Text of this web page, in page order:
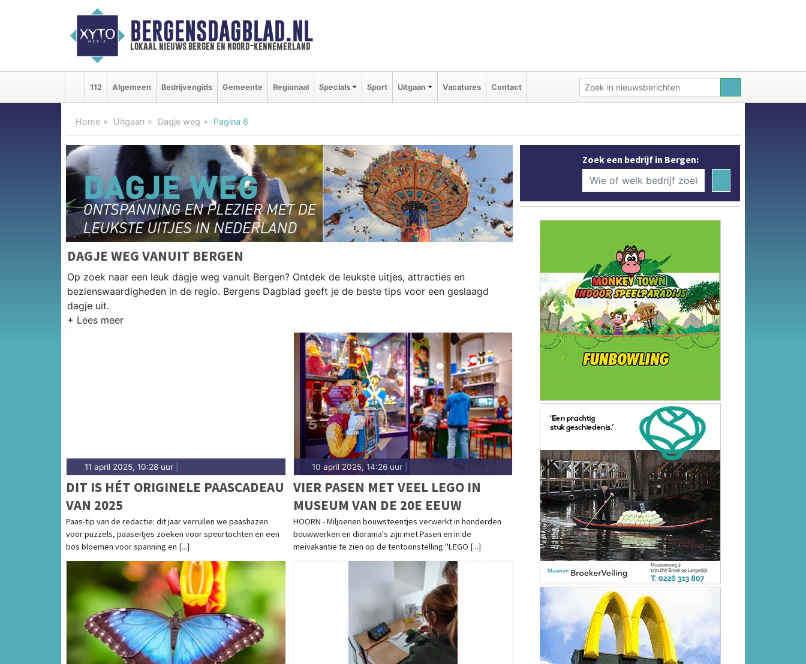
BERGENSDAGBLAD.NL
lokaal nieuws bergen en noord-kennemerland
112 Algemeen Bedrijvengids Gemeente Regionaal Specials Sport Uitgaan Vacatures Contact
Home Uitgaan Dagje weg Pagina 8
DAGJE WEG VANUIT BERGEN
Op zoek naar een leuk dagje weg vanuit Bergen? Ontdek de leukste uitjes, attracties en
bezienswaardigheden in de regio. Bergens Dagblad geeft je de beste tips voor een geslaagd
dagje uit.
11 april 2025, 10:28 uur
DIT IS HÉT ORIGINELE PAASCADEAU
VAN 2025
Paas-tip van de redactie: dit jaar verruilen we paashazen
voor puzzels, paaseitjes zoeken voor speurtochten en een
bos bloemen voor spanning en [...]
10 april 2025, 14:26 uur|
VIER PASEN MET VEEL LEGO IN
MUSEUM VAN DE 20E EEUW
HOORN - Miljoenen bouwsteentjes verwerkt in honderden
bouwwerken en diorama's zijn met Pasen en in de
meivakantie te zien op de tentoonstelling "LEGO [...]
Zoek een bedrijf in Bergen: